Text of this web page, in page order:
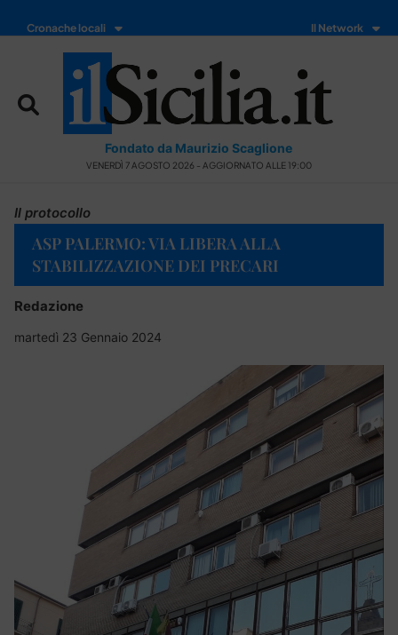
Cronache locali Il Network
Fondato da Maurizio Scaglione
VENERDÌ 7 AGOSTO 2026 - AGGIORNATO ALLE 19:00
Il protocollo
ASP PALERMO: VIA LIBERA ALLA
STABILIZZAZIONE DEI PRECARI
Redazione
martedì 23 Gennaio 2024